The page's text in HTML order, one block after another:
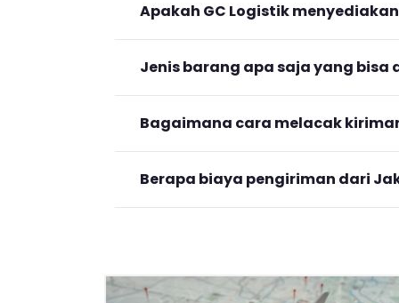
Apakah GC Logistik
Jenis barang apa saja yang bisa
Bagaimana cara melacak
Berapa biaya pengiriman dari